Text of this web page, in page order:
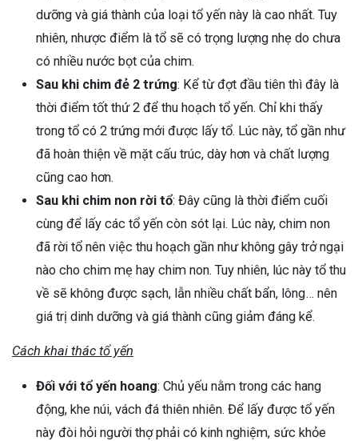
dưỡng và giá thành của loại tổ yến này là cao nhất. Tuy
nhiên, nhược điểm là tổ sẽ có trọng lượng nhẹ do chưa
có nhiều nước bọt của chim.
Sau khi chim đẻ 2 trứng: Kể từ đợt đầu tiên thì đây là
thời điểm tốt thứ 2 để thu hoạch tổ yến. Chỉ khi thấy
trong tổ có 2 trứng mới được lấy tổ. Lúc này, tổ gần như
đã hoàn thiện về mặt cấu trúc, dày hơn và chất lượng
cũng cao hơn.
Sau khi chim non rời tổ: Đây cũng là thời điểm cuối
cùng để lấy các tổ yến còn sót lại. Lúc này, chim non
đã rời tổ nên việc thu hoạch gần như không gây trở ngại
nào cho chim mẹ hay chim non. Tuy nhiên, lúc này tổ thu
về sẽ không được sạch, lẫn nhiều chất bẩn, lông… nên
giá trị dinh dưỡng và giá thành cũng giảm đáng kể.
Cách khai thác tổ yến
Đối với tổ yến hoang: Chủ yếu nằm trong các hang
động, khe núi, vách đá thiên nhiên. Để lấy được tổ yến
này đòi hỏi người thợ phải có kinh nghiệm, sức khỏe